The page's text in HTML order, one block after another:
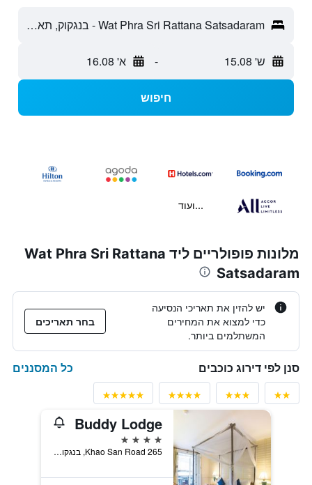
Wat Phra Sri Rattana Satsadaram - בנגקוק, תאילנד
ש' 15.08 - א' 16.08
חיפוש
...ועוד
מלונות פופולריים ליד Wat Phra Sri Rattana
Satsadaram
יש להזין את תאריכי הנסיעה
כדי למצוא את המחירים
המשתלמים ביותר.
בחר תאריכים
סנן לפי דירוג כוכבים כל המסננים
Buddy Lodge
4 כוכבים
265 Khao San Road, בנגקוק, תאילנד